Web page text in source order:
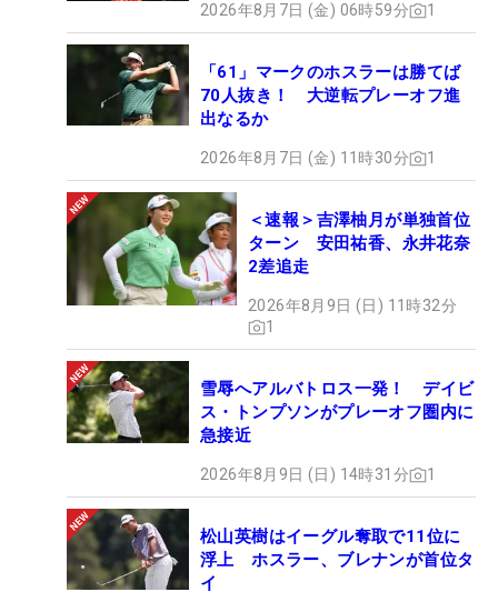
2026年8月7日 (金) 06時59分 1
「61」マークのホスラーは勝てば
70人抜き！ 大逆転プレーオフ進
出なるか
2026年8月7日 (金) 11時30分 1
＜速報＞吉澤柚月が単独首位
ターン 安田祐香、永井花奈
2差追走
2026年8月9日 (日) 11時32分
1
雪辱へアルバトロス一発！ デイビ
ス・トンプソンがプレーオフ圏内に
急接近
2026年8月9日 (日) 14時31分 1
松山英樹はイーグル奪取で11位に
浮上 ホスラー、ブレナンが首位タ
イ